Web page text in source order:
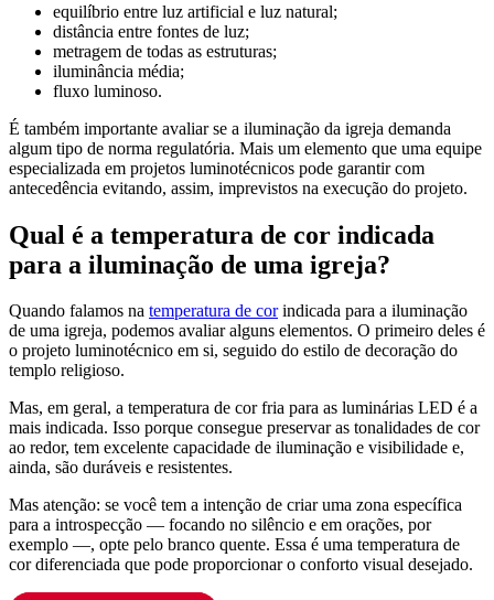
equilíbrio entre luz artificial e luz natural;
distância entre fontes de luz;
metragem de todas as estruturas;
iluminância média;
fluxo luminoso.
É também importante avaliar se a iluminação da igreja demanda
algum tipo de norma regulatória. Mais um elemento que uma equipe
especializada em projetos luminotécnicos pode garantir com
antecedência evitando, assim, imprevistos na execução do projeto.
Qual é a temperatura de cor indicada
para a iluminação de uma igreja?
Quando falamos na temperatura de corindicada para a iluminação
de uma igreja, podemos avaliar alguns elementos. O primeiro deles é
o projeto luminotécnico em si, seguido do estilo de decoração do
templo religioso.
Mas, em geral, a temperatura de cor fria para as luminárias LED é a
mais indicada. Isso porque consegue preservar as tonalidades de cor
ao redor, tem excelente capacidade de iluminação e visibilidade e,
ainda, são duráveis e resistentes.
Mas atenção: se você tem a intenção de criar uma zona específica
para a introspecção — focando no silêncio e em orações, por
exemplo —, opte pelo branco quente. Essa é uma temperatura de
cor diferenciada que pode proporcionar o conforto visual desejado.